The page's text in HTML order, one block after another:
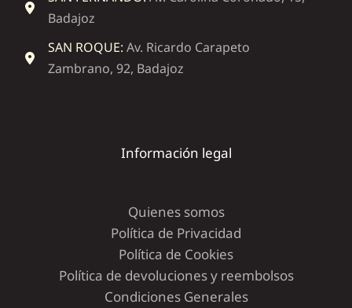
Badajoz
SAN ROQUE: Av. Ricardo Carapeto
Zambrano, 92, Badajoz
Información legal
Quienes somos
Política de Privacidad
Política de Cookies
Política de devoluciones y reembolsos
Condiciones Generales